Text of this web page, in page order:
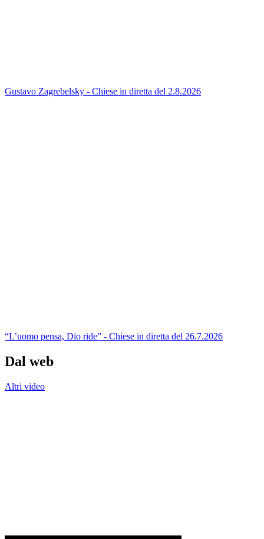
Gustavo Zagrebelsky - Chiese in diretta del 2.8.2026
“L’uomo pensa, Dio ride” - Chiese in diretta del 26.7.2026
Dal web
Altri video